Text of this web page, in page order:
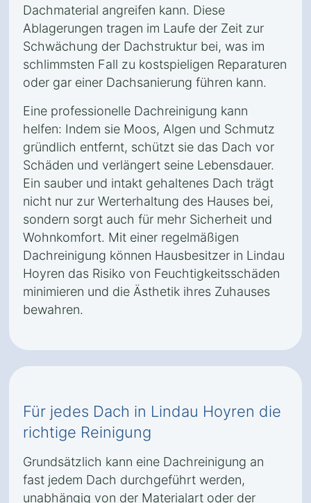
Dachmaterial angreifen kann. Diese
Ablagerungen tragen im Laufe der Zeit zur
Schwächung der Dachstruktur bei, was im
schlimmsten Fall zu kostspieligen Reparaturen
oder gar einer Dachsanierung führen kann.
Eine professionelle Dachreinigung kann
helfen: Indem sie Moos, Algen und Schmutz
gründlich entfernt, schützt sie das Dach vor
Schäden und verlängert seine Lebensdauer.
Ein sauber und intakt gehaltenes Dach trägt
nicht nur zur Werterhaltung des Hauses bei,
sondern sorgt auch für mehr Sicherheit und
Wohnkomfort. Mit einer regelmäßigen
Dachreinigung können Hausbesitzer in Lindau
Hoyren das Risiko von Feuchtigkeitsschäden
minimieren und die Ästhetik ihres Zuhauses
bewahren.
Für jedes Dach in Lindau Hoyren die
richtige Reinigung
Grundsätzlich kann eine Dachreinigung an
fast jedem Dach durchgeführt werden,
unabhängig von der Materialart oder der